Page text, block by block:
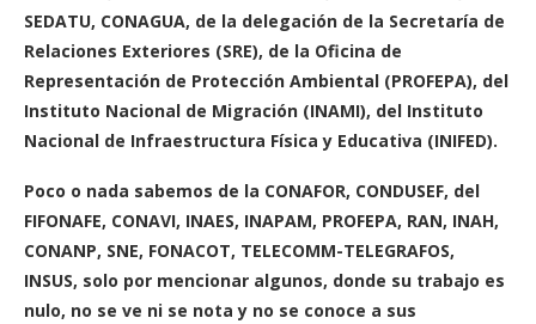
SEDATU, CONAGUA, de la delegación de la Secretaría de
Relaciones Exteriores (SRE), de la Oficina de
Representación de Protección Ambiental (PROFEPA), del
Instituto Nacional de Migración (INAMI), del Instituto
Nacional de Infraestructura Física y Educativa (INIFED).
Poco o nada sabemos de la CONAFOR, CONDUSEF, del
FIFONAFE, CONAVI, INAES, INAPAM, PROFEPA, RAN, INAH,
CONANP, SNE, FONACOT, TELECOMM-TELEGRAFOS,
INSUS, solo por mencionar algunos, donde su trabajo es
nulo, no se ve ni se nota y no se conoce a sus